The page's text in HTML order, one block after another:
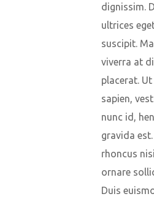
dignissim.
ultrices
suscipit.
viverra at
placerat.
sapien,
nunc id,
gravida est.
rhoncus
ornare
Duis